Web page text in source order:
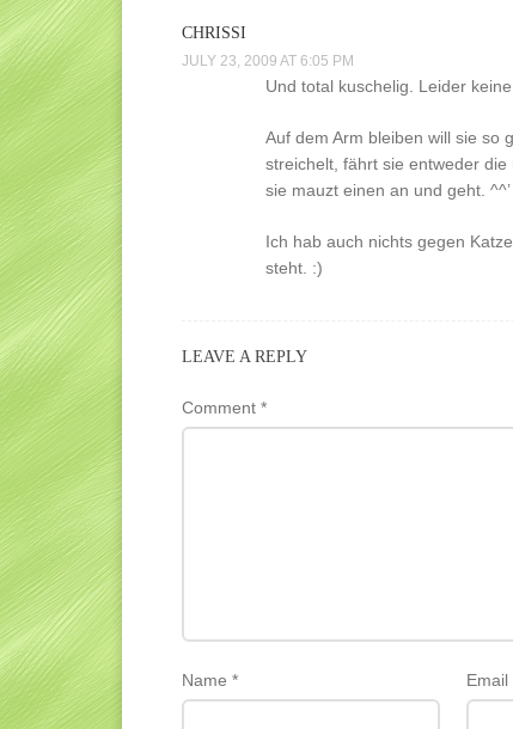
CHRISSI
JULY 23, 2009 AT 6:05 PM
Und total kuschelig. Leider
Auf dem Arm bleiben will sie so
streichelt, fährt sie entweder
sie mauzt einen an und geht.
Ich hab auch nichts gegen
steht. :)
LEAVE A REPLY
Comment *
Name * Email